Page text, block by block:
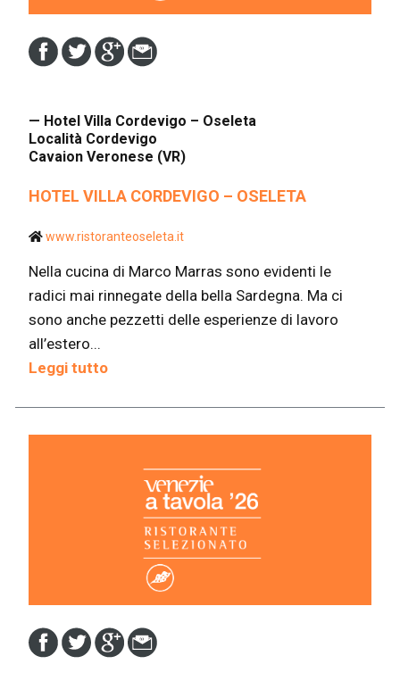
— Hotel Villa Cordevigo – Oseleta
Località Cordevigo
Cavaion Veronese (VR)
HOTEL VILLA CORDEVIGO – OSELETA
www.ristoranteoseleta.it
Nella cucina di Marco Marras sono evidenti le
radici mai rinnegate della bella Sardegna. Ma ci
sono anche pezzetti delle esperienze di lavoro
all’estero...
Leggi tutto